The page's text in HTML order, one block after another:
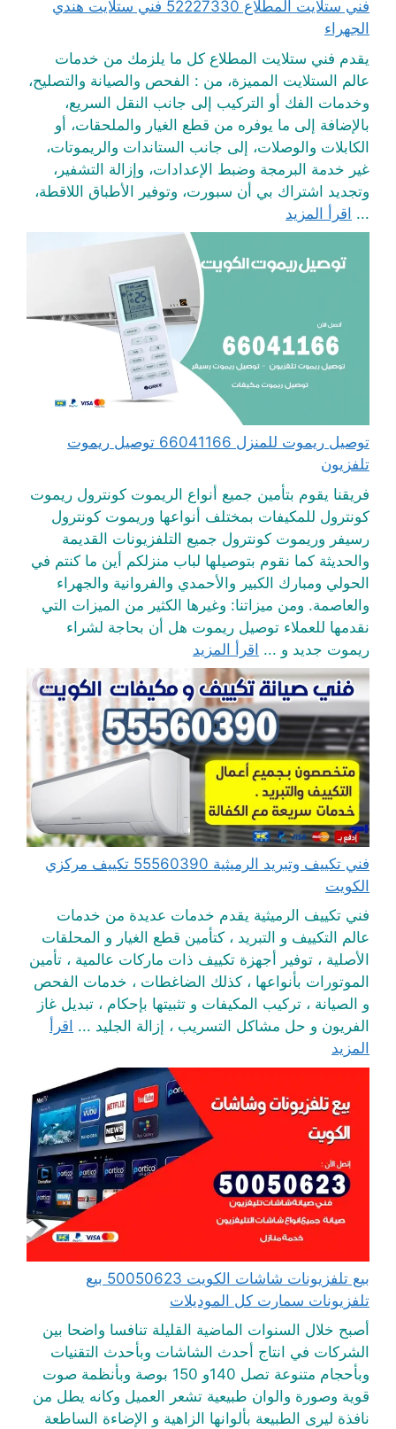
فني ستلايت المطلاع 52227330 فني ستلايت هندي
الجهراء
يقدم فني ستلايت المطلاع كل ما يلزمك من خدمات
عالم الستلايت المميزة، من : الفحص والصيانة والتصليح،
وخدمات الفك أو التركيب إلى جانب النقل السريع،
بالإضافة إلى ما يوفره من قطع الغيار والملحقات، أو
الكابلات والوصلات، إلى جانب الستاندات والريموتات،
غير خدمة البرمجة وضبط الإعدادات، وإزالة التشفير،
وتجديد اشتراك بي أن سبورت، وتوفير الأطباق اللاقطة،
... اقرأ المزيد
توصيل ريموت للمنزل 66041166 توصيل ريموت
تلفزيون
فريقنا يقوم بتأمين جميع أنواع الريموت كونترول ريموت
كونترول للمكيفات بمختلف أنواعها وريموت كونترول
رسيفر وريموت كونترول جميع التلفزيونات القديمة
والحديثة كما نقوم بتوصيلها لباب منزلكم أين ما كنتم في
الحولي ومبارك الكبير والأحمدي والفروانية والجهراء
والعاصمة. ومن ميزاتنا: وغيرها الكثير من الميزات التي
نقدمها للعملاء توصيل ريموت هل أن بحاجة لشراء
ريموت جديد و ... اقرأ المزيد
فني تكييف وتبريد الرميثية 55560390 تكييف مركزي
الكويت
فني تكييف الرميثية يقدم خدمات عديدة من خدمات
عالم التكييف و التبريد ، كتأمين قطع الغيار و المحلقات
الأصلية ، توفير أجهزة تكييف ذات ماركات عالمية ، تأمين
الموتورات بأنواعها ، كذلك الضاغطات ، خدمات الفحص
و الصيانة ، تركيب المكيفات و تثبيتها بإحكام ، تبديل غاز
الفريون و حل مشاكل التسريب ، إزالة الجليد ... اقرأ
المزيد
بيع تلفزيونات شاشات الكويت 50050623 بيع
تلفزيونات سمارت كل الموديلات
أصبح خلال السنوات الماضية القليلة تنافسا واضحا بين
الشركات في انتاج أحدث الشاشات وبأحدث التقنيات
وبأحجام متنوعة تصل 140و 150 بوصة وبأنظمة صوت
قوية وصورة والوان طبيعية تشعر العميل وكانه يطل من
نافذة ليرى الطبيعة بألوانها الزاهية و الإضاءة الساطعة